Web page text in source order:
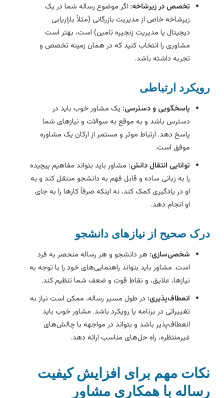
تخصص در زیرشاخه:اگر موضوع رساله شما در یک
زیرشاخه خاص از مدیریت بازرگانی (مثلاً بازاریابی
دیجیتال یا مدیریت زنجیره تامین) است، بهتر است
مشاوری را انتخاب کنید که در همان زمینه تخصص و
تجربه داشته باشد.
ارتباطی
پاسخگویی و دسترسی:یک مشاور خوب باید در
دسترس باشد و به موقع به سوالات و نیازهای شما
پاسخ دهد. ارتباط موثر و مستمر از ارکان یک مشاوره
موفق است.
توانایی انتقال دانش:مشاور باید بتواند مفاهیم پیچیده
را به زبانی ساده و قابل فهم به دانشجو منتقل کند و به
او در یادگیری کمک کند، نه اینکه صرفاً کارها را به جای
او انجام دهد.
صحیح از نیازهای دانشجو
شخصی‌سازی:هر دانشجو و هر رساله منحصر به فرد
است. مشاور باید بتواند راهنمایی‌های خود را با توجه به
نیازها، علایق، و نقاط قوت و ضعف شما تنظیم کند.
انعطاف‌پذیری:در طول مسیر رساله، ممکن است نیاز به
تغییراتی در برنامه یا رویکرد باشد. مشاور خوب باید
انعطاف‌پذیر باشد و بتواند در مواجهه با چالش‌های
غیرمنتظره، راه حل‌های مناسب ارائه دهد.
مهم برای افزایش کیفیت
با همکاری مشاور